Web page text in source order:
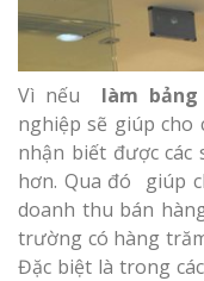
Vì nếu làm
nghiệp sẽ giúp cho
nhận biết được
hơn. Qua đó giúp
doanh thu bán
trường có hàng
Đặc biệt là trong